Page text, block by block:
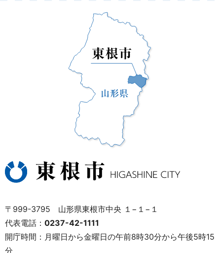
〒999-3795 山形県東根市中央 １−１−１
代表電話： 0237-42-1111
開庁時間：月曜日から金曜日の午前8時30分から午後5時15
分